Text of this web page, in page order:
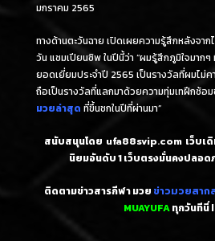
มกราคม 2565
ทางด้านตะวันฉาย เปิดเผยความรู้สึกหลังจา
วัน แชมเปียนชิพ ในปีนี้ว่า “ผมรู้สึกภูมิใจมาก
ยอดเยี่ยมประจำปี 2565 เป็นรางวัลที่ผมไม่ค
ถือเป็นรางวัลที่แลกมาด้วยความทุ่มเทฝึกซ้
มวยล่าสุด ที่ขึ้นชกในปีที่ผ่านมา”
สนับสนุนโดย ufa88svip.com เว็บเ
นิยมอันดับ 1เว็บตรงมั่นคงปลอด
ติดตามข่าวสารกีฬา มวย ข่าวมวยสาก
MUAYUFAทุกวันทีนี่